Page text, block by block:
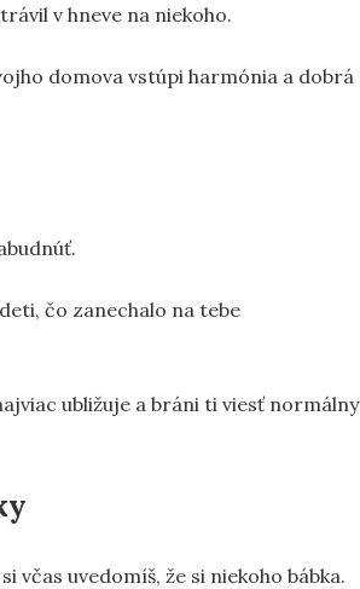
v hneve na niekoho.
domova vstúpi harmónia a dobrá
čo zanechalo na tebe
ubližuje a bráni ti viesť normálny
včas uvedomíš, že si niekoho bábka.